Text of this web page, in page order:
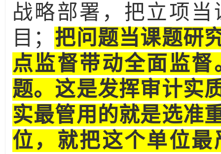
战略部署，把立项
目； 把问题当课题研
点监督带动全面监
题。这是发挥审计实
实最管用的就是选准
位，就把这个单位